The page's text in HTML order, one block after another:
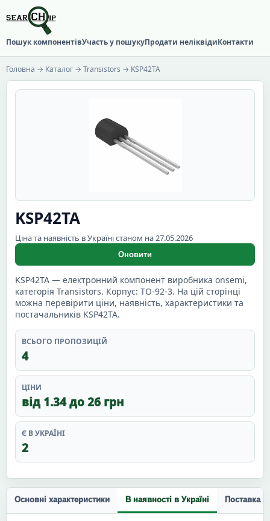
Пошук компонентівУчасть у пошукуПродати неліквідиКонтакти
Головна → Каталог → Transistors → KSP42TA
KSP42TA
Ціна та наявність в Україні станом на 27.05.2026
Оновити
KSP42TA — електронний компонент виробника onsemi,
категорія Transistors. Корпус: TO-92-3. На цій сторінці
можна перевірити ціни, наявність, характеристики та
постачальників KSP42TA.
ВСЬОГО ПРОПОЗИЦІЙ
4
ЦІНИ
від 1.34 до 26 грн
Є В УКРАЇНІ
2
Основні характеристики В наявності в Україні Поставка